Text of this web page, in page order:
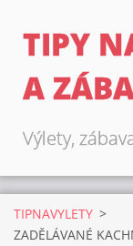
TIPY
A
Výlety,
TIPNAVYLETY >
ZADĚLÁVANÉ